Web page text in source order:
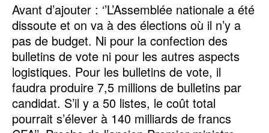
Avant d’ajouter : ‘’L’Assemblée nationale a été
dissoute et on va à des élections où il n’y a
pas de budget. Ni pour la confection des
bulletins de vote ni pour les autres aspects
logistiques. Pour les bulletins de vote, il
faudra produire 7,5 millions de bulletins par
candidat. S’il y a 50 listes, le coût total
pourrait s’élever à 140 milliards de francs